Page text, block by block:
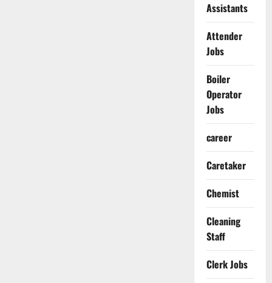
Assistants
Attender
Jobs
Boiler
Operator
Jobs
career
Caretaker
Chemist
Cleaning
Staff
Clerk Jobs